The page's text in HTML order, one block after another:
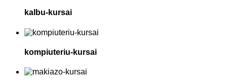
kalbu-kursai
kompiuteriu-kursai